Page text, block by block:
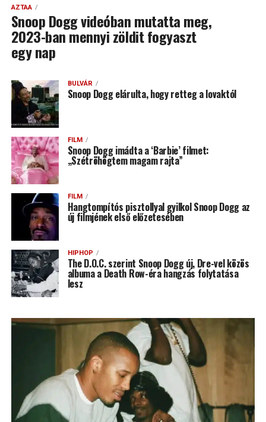
AZTAA
Snoop Dogg videóban mutatta meg,
2023-ban mennyi zöldit fogyaszt
egy nap
BULVÁR
Snoop Dogg elárulta, hogy retteg a lovaktól
FILM
Snoop Dogg imádta a ‘Barbie’ filmet:
„Szétröhögtem magam rajta”
FILM
Hangtompítós pisztollyal gyilkol Snoop Dogg az
új filmjének első előzetesében
HIPHOP
The D.O.C. szerint Snoop Dogg új, Dre-vel közös
albuma a Death Row-éra hangzás folytatása
lesz